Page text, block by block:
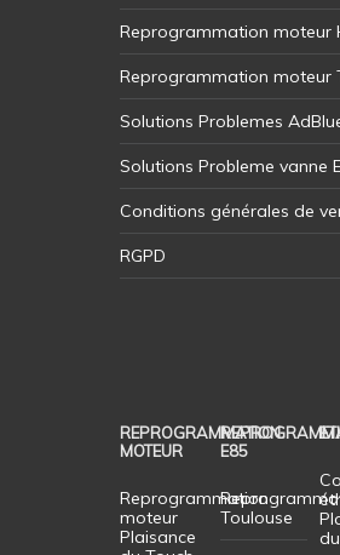
Reprogrammation moteur
Reprogrammation moteur
Solutions Problemes
Solutions Probleme vanne
Conditions générales de
RGPD
REPROGRAMMATION
MOTEUR
Reprogrammation
moteur
Plaisance
E85
Toulouse